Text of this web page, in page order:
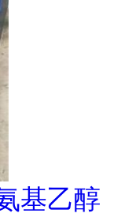
基乙醇